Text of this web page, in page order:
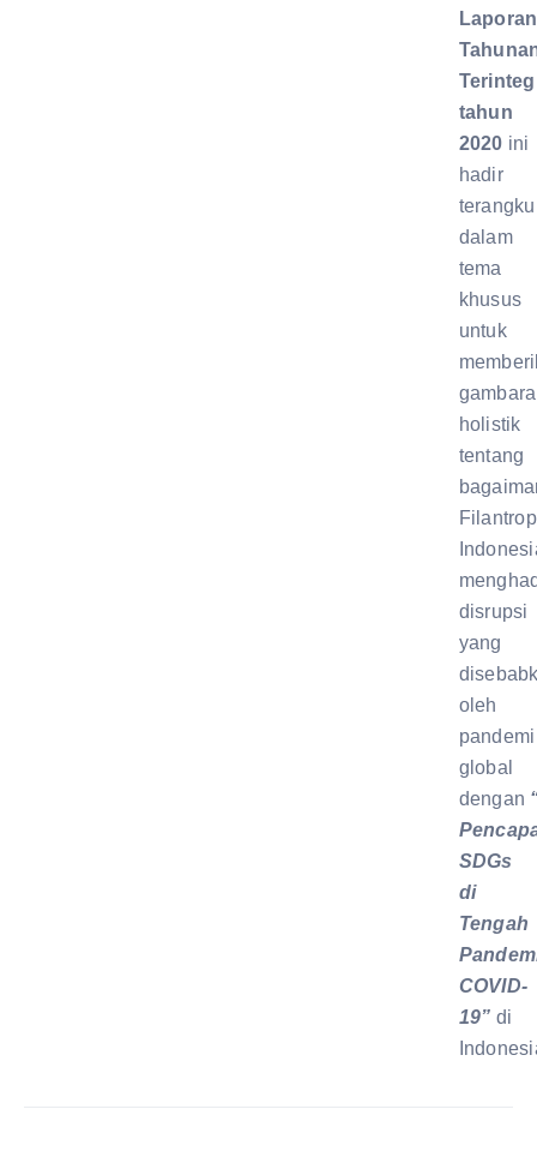
Laporan
tahun
2020 ini
hadir
dalam
tema
khusus
untuk
holistik
tentang
disrupsi
yang
oleh
pandemi
global
dengan
SDGs
di
Tengah
COVID-
19” di